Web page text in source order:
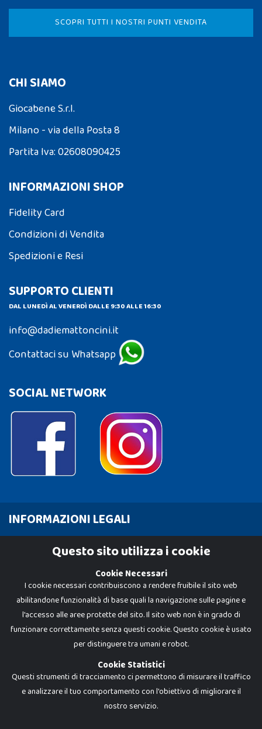
SCOPRI TUTTI I NOSTRI PUNTI VENDITA
CHI SIAMO
Giocabene S.r.l.
Milano - via della Posta 8
Partita Iva: 02608090425
INFORMAZIONI SHOP
Fidelity Card
Condizioni di Vendita
Spedizioni e Resi
SUPPORTO CLIENTI
DAL LUNEDÌ AL VENERDÌ DALLE 9:30 ALLE 16:30
info@dadiemattoncini.it
Contattaci su Whatsapp
SOCIAL NETWORK
INFORMAZIONI LEGALI
Cookie Policy
Dadi e Mattoncini è un brand di Giocabene Srl. Ogni riproduzione o utilizzo non
Questo sito utilizza i cookie
Cookie Necessari
I cookie necessari contribuiscono a rendere fruibile il sito web
abilitandone funzionalità di base quali la navigazione sulle pagine e
l'accesso alle aree protette del sito. Il sito web non è in grado di
funzionare correttamente senza questi cookie. Questo cookie è usato
per distinguere tra umani e robot.
Cookie Statistici
Questi strumenti di tracciamento ci permettono di misurare il traffico
e analizzare il tuo comportamento con l'obiettivo di migliorare il
nostro servizio.